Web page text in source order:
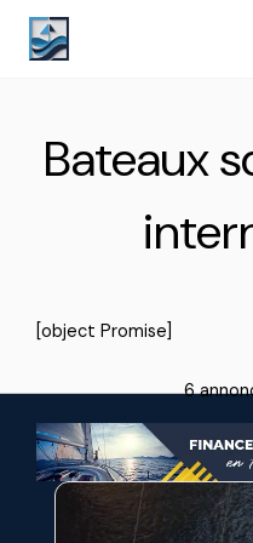
Bateaux
[object Promise]
6